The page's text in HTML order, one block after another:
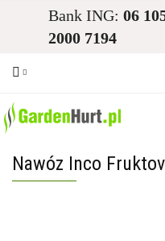
Bank ING: 06
2000 7194
Nawóz Inco